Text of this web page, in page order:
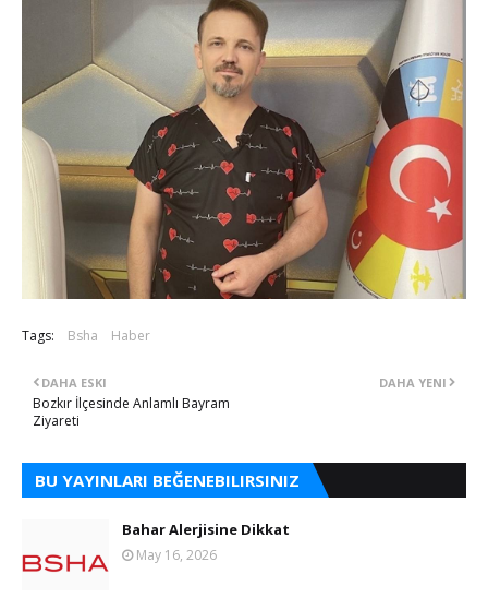
Tags: Bsha Haber
DAHA YENI
DAHA ESKI
Bozkır İlçesinde Anlamlı Bayram
Ziyareti
BU YAYINLARI BEĞENEBILIRSINIZ
Bahar Alerjisine Dikkat
May 16, 2026